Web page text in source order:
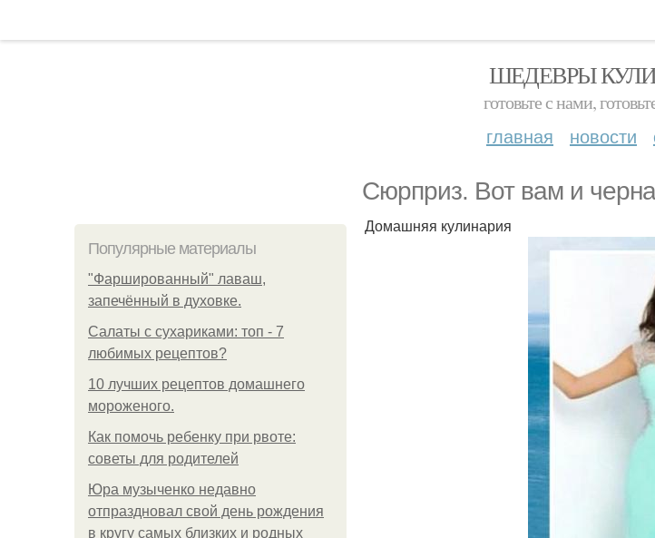
ШЕДЕВРЫ
готовьте с нами,
главная новости
Сюрприз. Вот вам и
Популярные материалы
"Фаршированный" лаваш,
запечённый в духовке.
Салаты с сухариками: топ - 7
любимых рецептов?
10 лучших рецептов домашнего
мороженого.
Как помочь ребенку при рвоте:
советы для родителей
Юра музыченко недавно
отпраздновал свой день рождения
в кругу самых близких и родных
Домашняя кулинария